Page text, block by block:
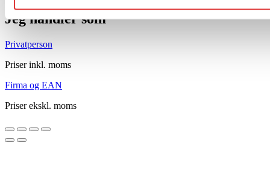
Jeg handler som
Privatperson
Priser inkl. moms
Firma og EAN
Priser ekskl. moms